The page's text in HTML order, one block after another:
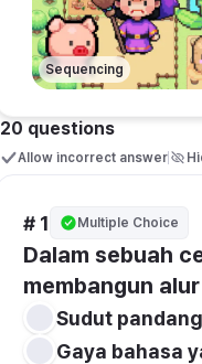
Sequencing
20 questions
Allow incorrect answer
# 1 Multiple Choice
Dalam sebuah
membangun
Sudut
Gaya bahasa